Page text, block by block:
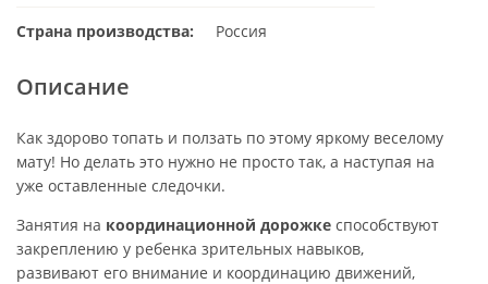
Страна производства: Россия
Описание
Как здорово топать и ползать по этому яркому веселому
мату! Но делать это нужно не просто так, а наступая на
уже оставленные следочки.
Занятия на координационной дорожке способствуют
закреплению у ребенка зрительных навыков,
развивают его внимание и координацию движений,